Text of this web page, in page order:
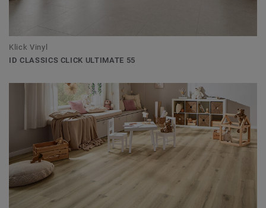
Klick Vinyl
ID CLASSICS CLICK ULTIMATE 55